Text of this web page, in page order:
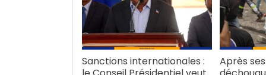
Sanctions internationales :
Après